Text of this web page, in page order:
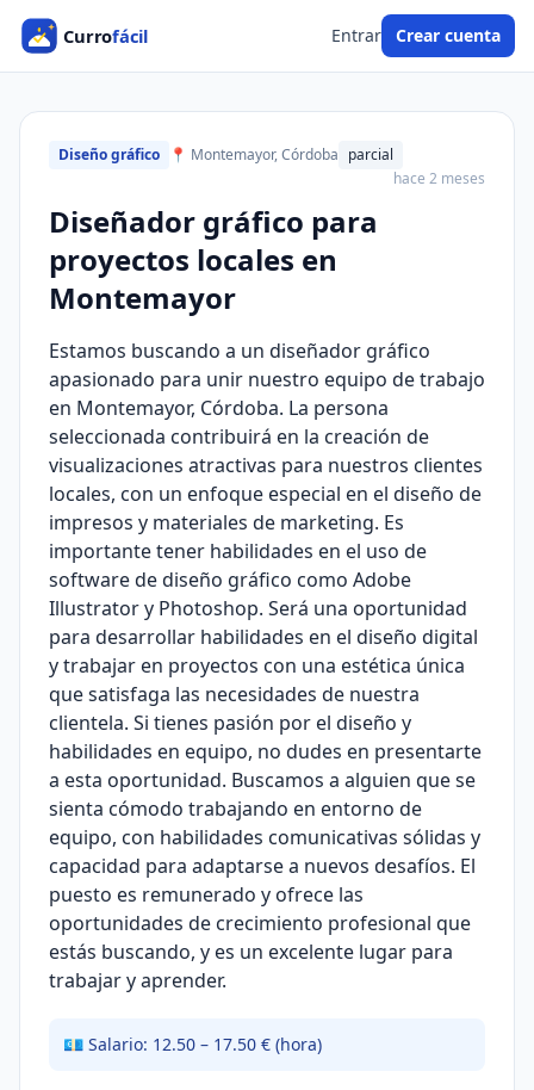
Entrar Crear cuenta
Diseño gráfico 📍 Montemayor, Córdoba parcial
hace 2 meses
Diseñador gráfico para
proyectos locales en
Montemayor
Estamos buscando a un diseñador gráfico
apasionado para unir nuestro equipo de trabajo
en Montemayor, Córdoba. La persona
seleccionada contribuirá en la creación de
visualizaciones atractivas para nuestros clientes
locales, con un enfoque especial en el diseño de
impresos y materiales de marketing. Es
importante tener habilidades en el uso de
software de diseño gráfico como Adobe
Illustrator y Photoshop. Será una oportunidad
para desarrollar habilidades en el diseño digital
y trabajar en proyectos con una estética única
que satisfaga las necesidades de nuestra
clientela. Si tienes pasión por el diseño y
habilidades en equipo, no dudes en presentarte
a esta oportunidad. Buscamos a alguien que se
sienta cómodo trabajando en entorno de
equipo, con habilidades comunicativas sólidas y
capacidad para adaptarse a nuevos desafíos. El
puesto es remunerado y ofrece las
oportunidades de crecimiento profesional que
estás buscando, y es un excelente lugar para
trabajar y aprender.
💶 Salario: 12.50 – 17.50 € (hora)